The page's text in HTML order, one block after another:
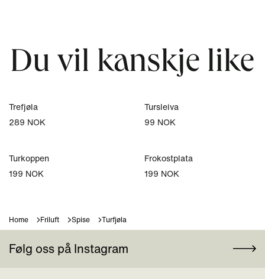
Du vil kanskje like
Trefjøla
289 NOK
Tursleiva
99 NOK
Turkoppen
199 NOK
Frokostplata
199 NOK
Home Friluft Spise Turfjøla
Følg oss på Instagram